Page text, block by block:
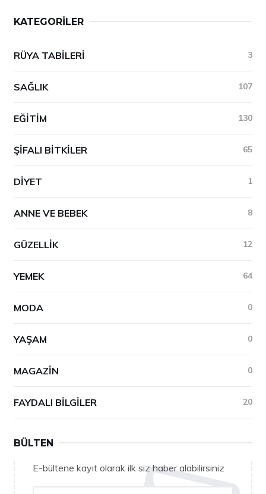
KATEGORILER
RÜYA TABILERI 3
SAĞLIK 107
EĞITIM 130
ŞIFALI BITKILER 65
DIYET 1
ANNE VE BEBEK 8
GÜZELLIK 12
YEMEK 64
MODA 0
YAŞAM 0
MAGAZIN 0
FAYDALI BILGILER 20
BÜLTEN
E-bültene kayıt olarak ilk siz haber alabilirsiniz